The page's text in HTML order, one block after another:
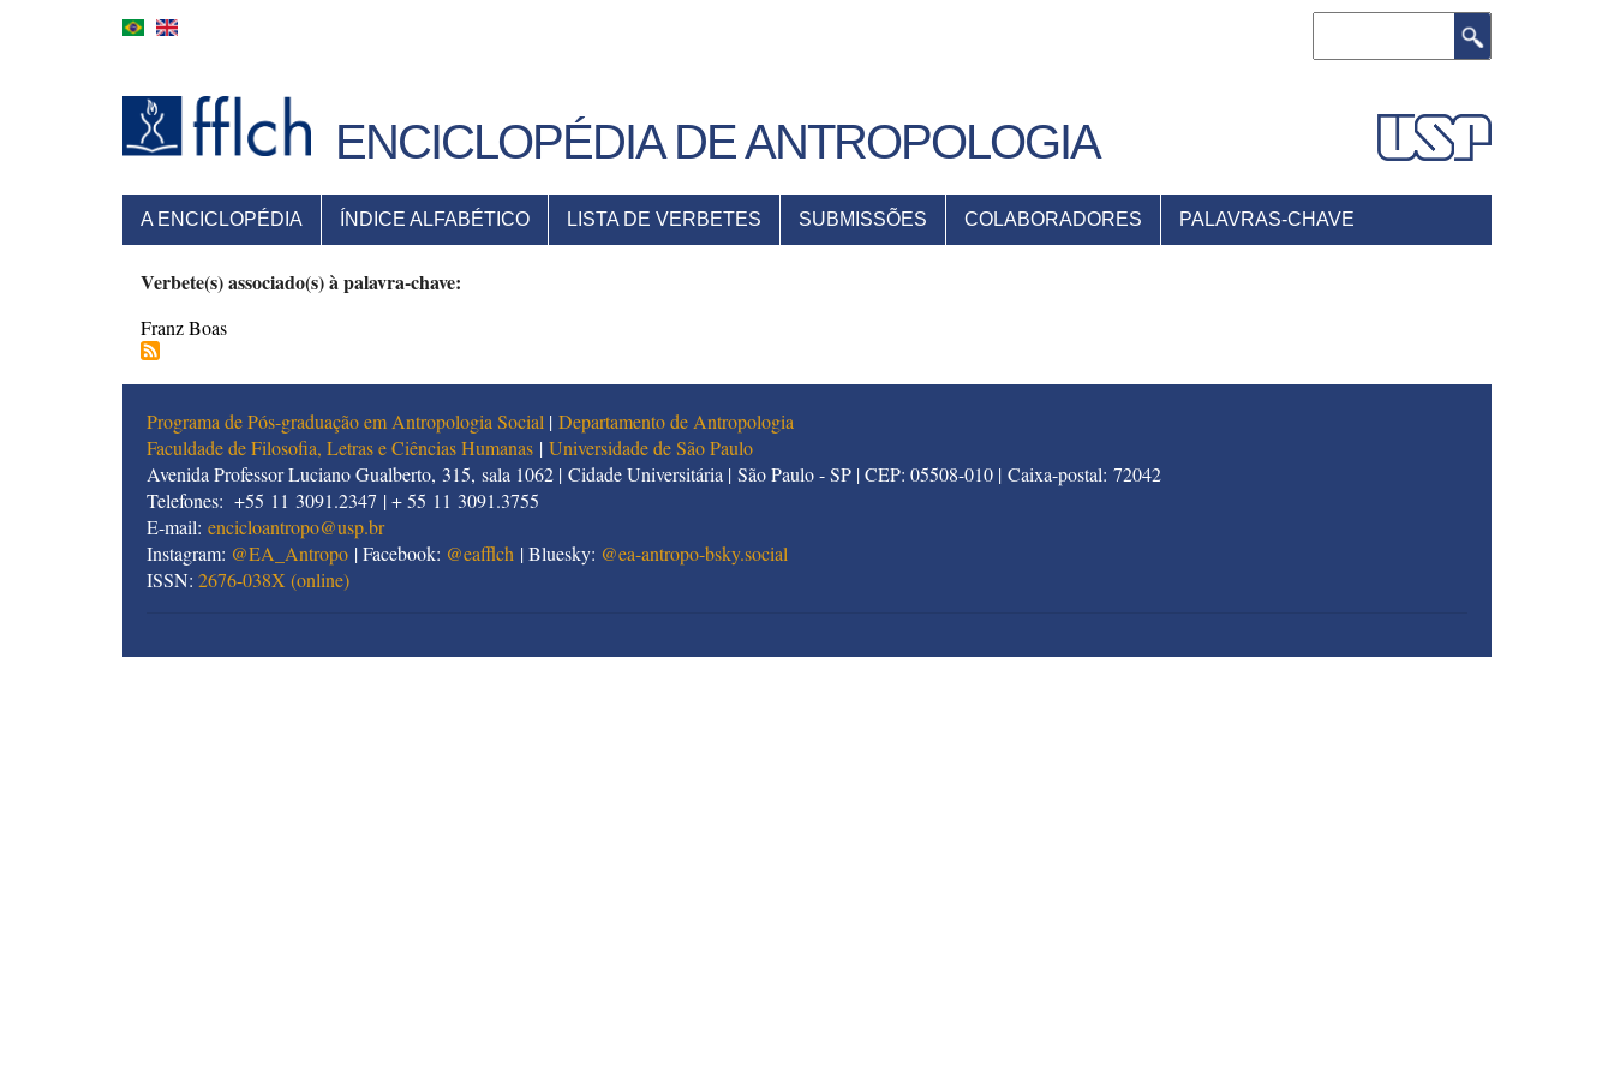
ENCICLOPÉDIA DE ANTROPOLOGIA
MENU
PRINCIPAL
A ENCICLOPÉDIA ÍNDICE ALFABÉTICO LISTA DE VERBETES SUBMISSÕES COLABORADORES PALAVRAS-CHAVE
Verbete(s) associado(s) à palavra-chave:
Franz Boas
Programa de Pós-graduação em Antropologia Social | Departamento de Antropologia
Faculdade de Filosofia, Letras e Ciências Humanas | Universidade de São Paulo
Avenida Professor Luciano Gualberto, 315, sala 1062 | Cidade Universitária | São Paulo - SP | CEP: 05508-010 | Caixa-postal: 72042
Telefones: +55 11 3091.2347 | + 55 11 3091.3755
E-mail: encicloantropo@usp.br
Instagram: @EA_Antropo | Facebook: @eafflch | Bluesky: @ea-antropo-bsky.social
ISSN: 2676-038X (online)